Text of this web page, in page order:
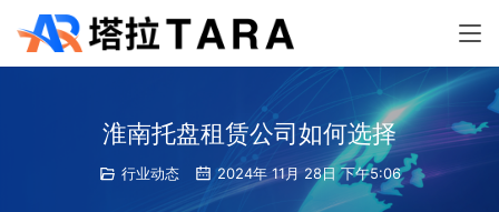
淮南托盘租赁公司如何选择
行业动态 2024年 11月 28日 下午5:06